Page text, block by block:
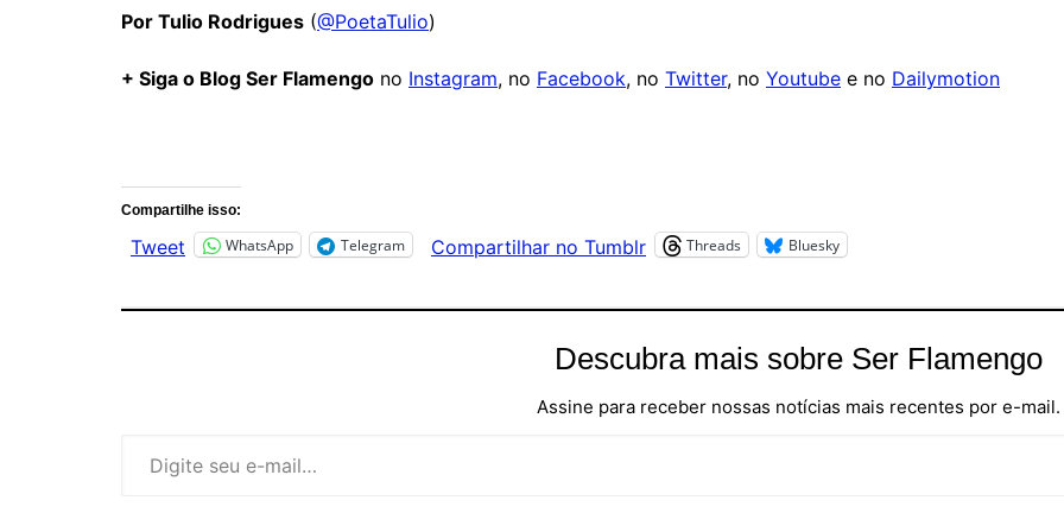
Por Tulio Rodrigues (@PoetaTulio)
+ Siga o Blog Ser Flamengo no Instagram, no Facebook, no Twitter, no Youtube e no Dailymotion
Compartilhe isso:
Tweet WhatsApp Telegram Compartilhar no Tumblr Threads Bluesky
Descubra mais sobre Ser Flamengo
Assine para receber nossas notícias mais recentes por e-mail.